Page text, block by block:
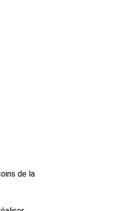
de la